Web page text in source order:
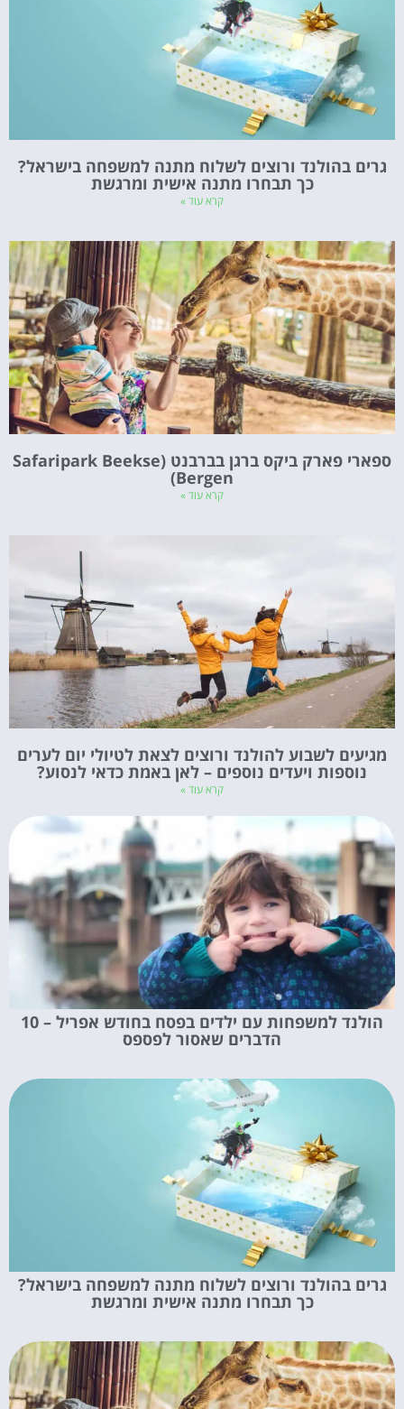
גרים בהולנד ורוצים לשלוח מתנה למשפחה בישראל?
כך תבחרו מתנה אישית ומרגשת
קרא עוד »
ספארי פארק ביקס ברגן בברבנט (Safaripark Beekse
Bergen)
קרא עוד »
מגיעים לשבוע להולנד ורוצים לצאת לטיולי יום לערים
נוספות ויעדים נוספים – לאן באמת כדאי לנסוע?
קרא עוד »
הולנד למשפחות עם ילדים בפסח בחודש אפריל – 10
הדברים שאסור לפספס
גרים בהולנד ורוצים לשלוח מתנה למשפחה בישראל?
כך תבחרו מתנה אישית ומרגשת